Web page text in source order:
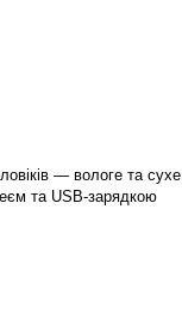
— вологе та сухе
та USB-зарядкою